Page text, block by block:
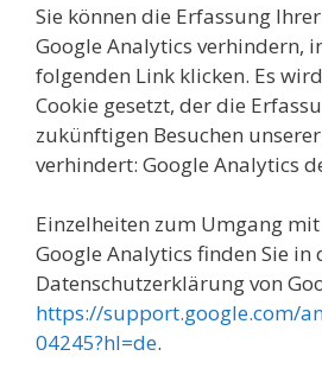
Sie können die Erfassung
Google Analytics verhindern,
folgenden Link klicken. Es
Cookie gesetzt, der die
zukünftigen Besuchen
verhindert: Google Analytics
Einzelheiten zum Umgang
Google Analytics finden Sie in
Datenschutzerklärung von
https://support.google.com/
04245?hl=de.